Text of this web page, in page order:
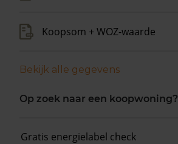
Koopsom + WOZ-waarde
Bekijk alle gegevens
Op zoek naar een koopwoning?
Gratis energielabel check